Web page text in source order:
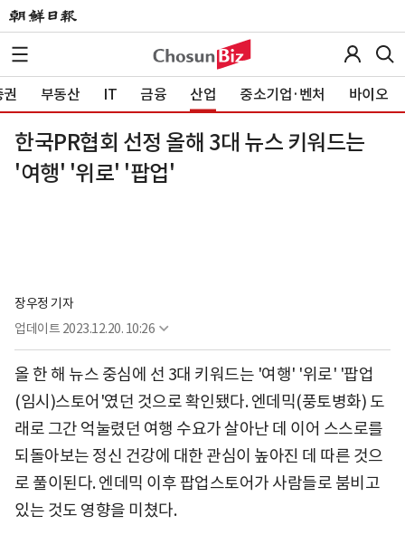
부동산 IT 금융 산업 중소기업·벤처 바이오
한국PR협회 선정 올해 3대 뉴스 키워드는
'여행' '위로' '팝업'
장우정 기자
업데이트 2023.12.20. 10:26
올 한 해 뉴스 중심에 선 3대 키워드는 '여행' '위로' '팝업
(임시)스토어'였던 것으로 확인됐다. 엔데믹(풍토병화) 도
래로 그간 억눌렸던 여행 수요가 살아난 데 이어 스스로를
되돌아보는 정신 건강에 대한 관심이 높아진 데 따른 것으
로 풀이된다. 엔데믹 이후 팝업스토어가 사람들로 붐비고
있는 것도 영향을 미쳤다.